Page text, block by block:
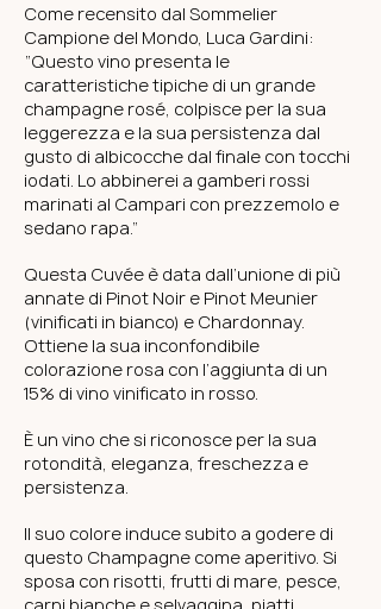
Come recensito dal Sommelier
Campione del Mondo, Luca Gardini:
“Questo vino presenta le
caratteristiche tipiche di un grande
champagne rosé, colpisce per la sua
leggerezza e la sua persistenza dal
gusto di albicocche dal finale con tocchi
iodati. Lo abbinerei a gamberi rossi
marinati al Campari con prezzemolo e
sedano rapa.”
Questa Cuvée è data dall’unione di più
annate di Pinot Noir e Pinot Meunier
(vinificati in bianco) e Chardonnay.
Ottiene la sua inconfondibile
colorazione rosa con l’aggiunta di un
15% di vino vinificato in rosso.
È un vino che si riconosce per la sua
rotondità, eleganza, freschezza e
persistenza.
Il suo colore induce subito a godere di
questo Champagne come aperitivo. Si
sposa con risotti, frutti di mare, pesce,